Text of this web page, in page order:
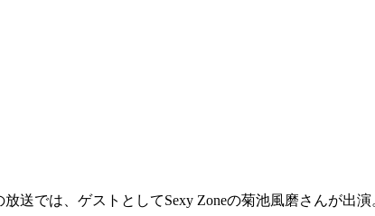
送では、ゲストとしてSexy Zoneの菊池風磨さんが出